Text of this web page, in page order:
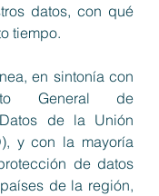
datos, con qué
tiempo.
en sintonía con
General de
de la Unión
y con la mayoría
de datos
de la región,